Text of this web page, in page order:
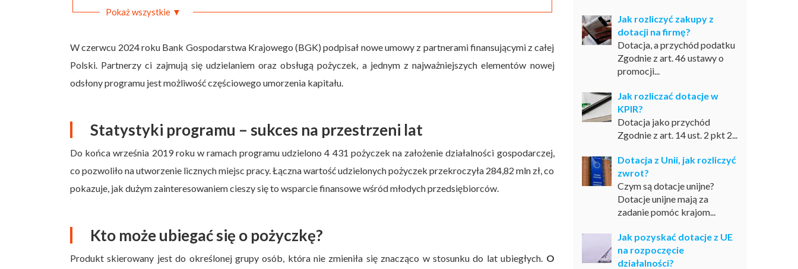
Pokaż wszystkie ▼
W czerwcu 2024 roku Bank Gospodarstwa Krajowego (BGK) podpisał nowe umowy z partnerami finansującymi z całej
Polski. Partnerzy ci zajmują się udzielaniem oraz obsługą pożyczek, a jednym z najważniejszych elementów nowej
odsłony programu jest możliwość częściowego umorzenia kapitału.
Statystyki programu – sukces na przestrzeni lat
Do końca września 2019 roku w ramach programu udzielono 4 431 pożyczek na założenie działalności gospodarczej,
co pozwoliło na utworzenie licznych miejsc pracy. Łączna wartość udzielonych pożyczek przekroczyła 284,82 mln zł, co
pokazuje, jak dużym zainteresowaniem cieszy się to wsparcie finansowe wśród młodych przedsiębiorców.
Kto może ubiegać się o pożyczkę?
Produkt skierowany jest do określonej grupy osób, która nie zmieniła się znacząco w stosunku do lat ubiegłych. O
Jak rozliczyć zakupy z
dotacji na firmę?
Dotacja, a przychód podatku
Zgodnie z art. 46 ustawy o
promocji...
Jak rozliczać dotacje w
KPIR?
Dotacja jako przychód
Zgodnie z art. 14 ust. 2 pkt 2...
Dotacja z Unii, jak rozliczyć
zwrot?
Czym są dotacje unijne?
Dotacje unijne mają za
zadanie pomóc krajom...
Jak pozyskać dotacje z UE
na rozpoczęcie
działalności?